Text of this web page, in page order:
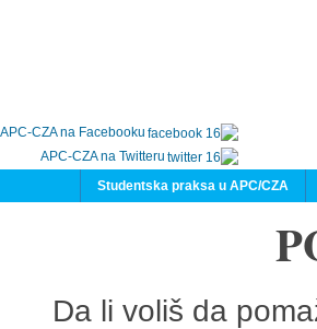
APC-CZA na Facebooku
APC-CZA na Twitteru
Studentska praksa u APC/CZA
Da li voliš da